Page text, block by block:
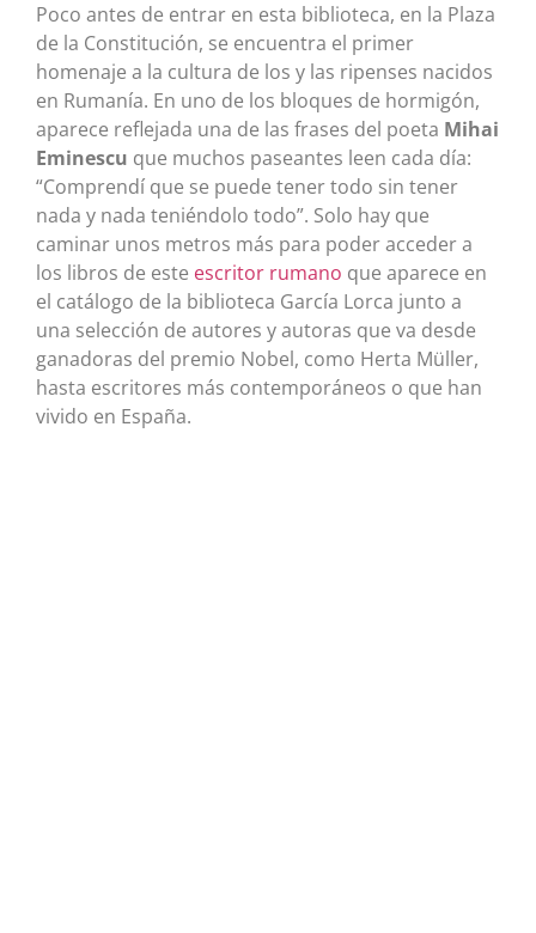
Poco antes de entrar en esta biblioteca, en la Plaza
de la Constitución, se encuentra el primer
homenaje a la cultura de los y las ripenses nacidos
en Rumanía. En uno de los bloques de hormigón,
aparece reflejada una de las frases del poeta Mihai
Eminescu que muchos paseantes leen cada día:
“Comprendí que se puede tener todo sin tener
nada y nada teniéndolo todo”. Solo hay que
caminar unos metros más para poder acceder a
los libros de este escritor rumano que aparece en
el catálogo de la biblioteca García Lorca junto a
una selección de autores y autoras que va desde
ganadoras del premio Nobel, como Herta Müller,
hasta escritores más contemporáneos o que han
vivido en España.